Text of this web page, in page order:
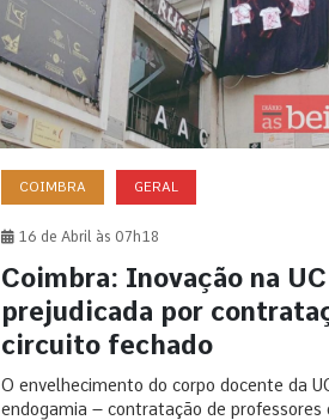
COIMBRA GERAL
16 de Abril às 07h18
Coimbra: Inovação na UC
prejudicada por
circuito fechado
O envelhecimento do corpo docente da
endogamia – contratação de professores